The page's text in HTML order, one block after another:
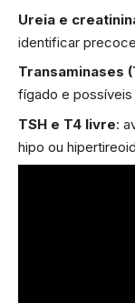
Ureia e
identificar
Transaminases
fígado e
TSH e T4 livre:
hipo ou